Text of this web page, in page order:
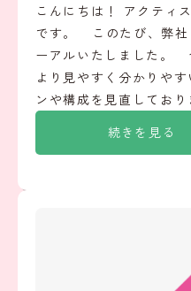
続きを見る
こんにちは！ アクティ
です。 このたび、弊社
ーアルいたしました。
より見やすく分かりや
ンや構成を見直してお